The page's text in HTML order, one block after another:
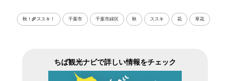
秋！🌾ススキ！ 千葉市 千葉市緑区 秋 ススキ 花 草花
ちば観光ナビで詳しい情報をチェック